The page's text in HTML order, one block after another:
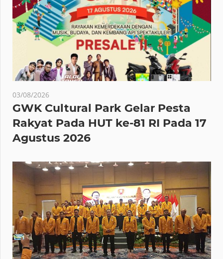
03/08/2026
GWK Cultural Park Gelar Pesta
Rakyat Pada HUT ke-81 RI Pada 17
Agustus 2026